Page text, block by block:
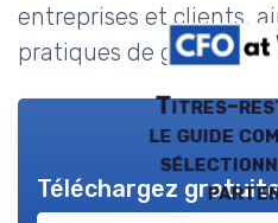
entreprises et clients,
pratiques de gestion
Titres-
le guide
Téléchargez